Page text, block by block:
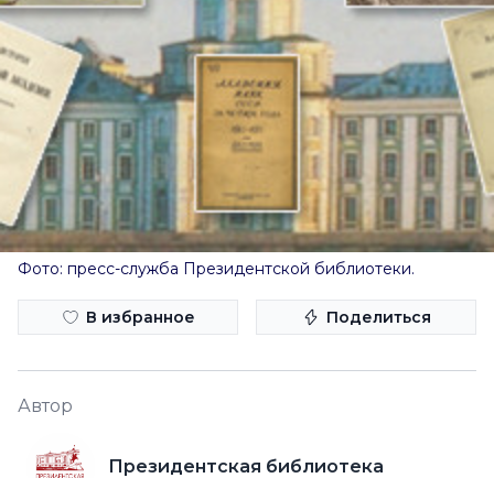
Фото: пресс-служба Президентской библиотеки.
В избранное Поделиться
Автор
Президентская библиотека